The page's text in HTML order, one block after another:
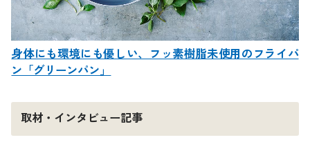
身体にも環境にも優しい、フッ素樹脂未使用のフライパ
ン「グリーンパン」
取材・インタビュー記事